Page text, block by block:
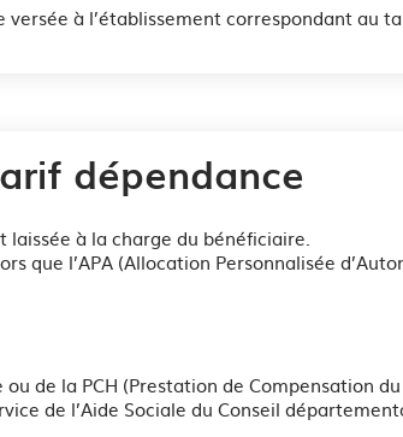
versée à l’établissement correspondant au
dépendance
à la charge du bénéficiaire.
que l’APA (Allocation Personnalisée
de la PCH (Prestation de Compensation
de l’Aide Sociale du Conseil